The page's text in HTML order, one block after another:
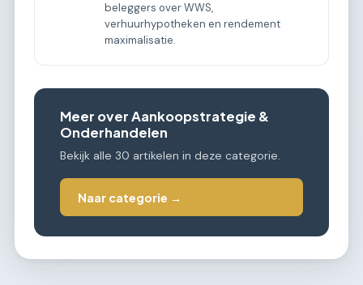
beleggers over WWS,
verhuurhypotheken en rendement
maximalisatie.
Meer over Aankoopstrategie &
Onderhandelen
Bekijk alle 30 artikelen in deze categorie.
Naar categorie →